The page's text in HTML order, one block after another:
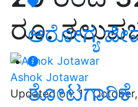
ಆರೋಗ್ಯ
ತೋಟಗಾರಿಕೆ
ರೂ.
Ashok Jotawar
Updated on: 17